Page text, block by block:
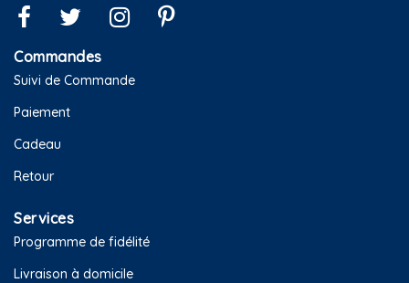
Commandes
Suivi de Commande
Paiement
Cadeau
Retour
Services
Programme de fidélité
Livraison à domicile